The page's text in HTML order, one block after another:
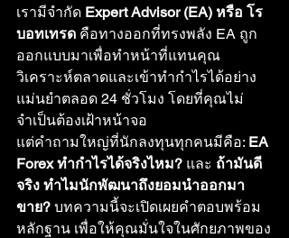
เรามีจำกัด Expert Advisor (EA) หรือ โร
บอทเทรด คือทางออกที่ทรงพลัง EA ถูก
ออกแบบมาเพื่อทำหน้าที่แทนคุณ
วิเคราะห์ตลาดและเข้าทำกำไรได้อย่าง
แม่นยำตลอด 24 ชั่วโมง โดยที่คุณไม่
จำเป็นต้องเฝ้าหน้าจอ
แต่คำถามใหญ่ที่นักลงทุนทุกคนมีคือ: EA
Forex ทำกำไรได้จริงไหม? และ ถ้ามันดี
จริง ทำไมนักพัฒนาถึงยอมนำออกมา
ขาย? บทความนี้จะเปิดเผยคำตอบพร้อม
หลักฐาน เพื่อให้คุณมั่นใจในศักยภาพของ